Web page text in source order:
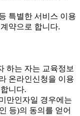
특별한 서비스 이용
약으로 합니다.
하는 자는 교육정보
온라인신청을 이용
니다.
만인자일 경우에는
등)의 동의를 얻어